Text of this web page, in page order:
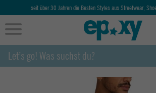
seit über 30 Jahren die Besten Styles aus Streetwear,